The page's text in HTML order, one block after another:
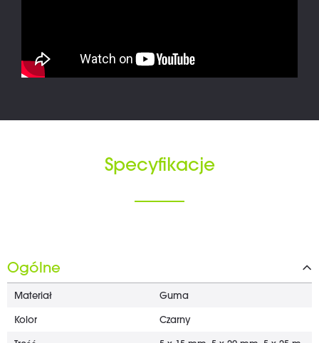
Specyfikacje
Ogólne
Materiał Guma
Kolor Czarny